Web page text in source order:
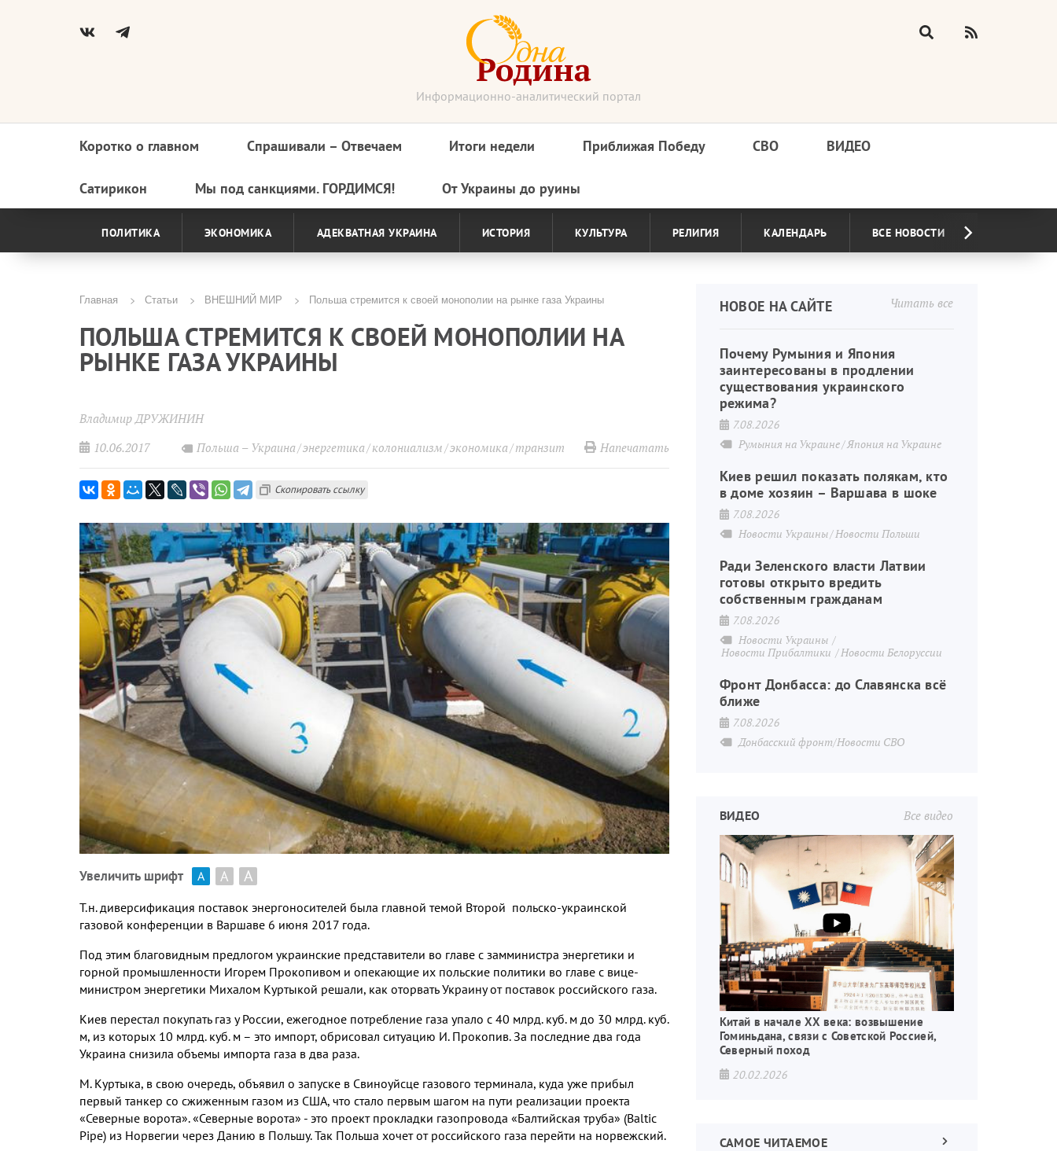
Информационно-аналитический портал
Основная
навигация
Коротко о главном Спрашивали – Отвечаем Итоги недели Приближая Победу СВО ВИДЕО
Сатирикон Мы под санкциями. ГОРДИМСЯ! От Украины до руины
ПОЛИТИКА ЭКОНОМИКА АДЕКВАТНАЯ УКРАИНА ИСТОРИЯ КУЛЬТУРА РЕЛИГИЯ КАЛЕНДАРЬ ВСЕ НОВОСТИ
Строка
навигации
Главная Статьи ВНЕШНИЙ МИР Польша стремится к своей монополии на рынке газа Украины
ПОЛЬША СТРЕМИТСЯ К СВОЕЙ МОНОПОЛИИ НА
РЫНКЕ ГАЗА УКРАИНЫ
Владимир ДРУЖИНИН
10.06.2017
Польша – Украина энергетика колониализм экономика транзит Напечатать
Скопировать ссылку
Увеличить шрифт А А А
Т.н. диверсификация поставок энергоносителей была главной темой Второй польско-украинской
газовой конференции в Варшаве 6 июня 2017 года.
Под этим благовидным предлогом украинские представители во главе с замминистра энергетики и
горной промышленности Игорем Прокопивом и опекающие их польские политики во главе с вице-
министром энергетики Михалом Куртыкой решали, как оторвать Украину от поставок российского газа.
Киев перестал покупать газ у России, ежегодное потребление газа упало с 40 млрд. куб. м до 30 млрд. куб.
м, из которых 10 млрд. куб. м – это импорт, обрисовал ситуацию И. Прокопив. За последние два года
Украина снизила объемы импорта газа в два раза.
М. Куртыка, в свою очередь, объявил о запуске в Свиноуйсце газового терминала, куда уже прибыл
первый танкер со сжиженным газом из США, что стало первым шагом на пути реализации проекта
«Северные ворота». «Северные ворота» - это проект прокладки газопровода «Балтийская труба» (Baltic
Pipe) из Норвегии через Данию в Польшу. Так Польша хочет от российского газа перейти на норвежский.
Читать все
НОВОЕ НА САЙТЕ
Почему Румыния и Япония
заинтересованы в продлении
существования украинского
режима?
7.08.2026
Румыния на Украине Япония на Украине
Киев решил показать полякам, кто
в доме хозяин – Варшава в шоке
7.08.2026
Новости Украины Новости Польши
Ради Зеленского власти Латвии
готовы открыто вредить
собственным гражданам
7.08.2026
Новости Украины
Новости Прибалтики
Новости Белоруссии
Фронт Донбасса: до Славянска всё
ближе
7.08.2026
Донбасский фронт/Новости СВО
Все видео
ВИДЕО
Китай в начале XX века: возвышение
Гоминьдана, связи с Советской Россией,
Северный поход
20.02.2026
САМОЕ ЧИТАЕМОЕ
Следующая